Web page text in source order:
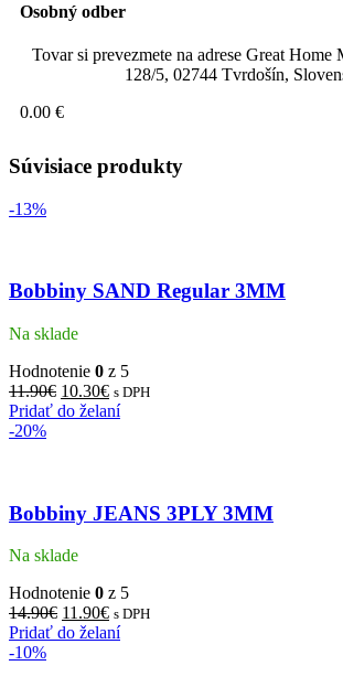
Osobný odber
Tovar si prevezmete na adrese Great Home
128/5, 02744 Tvrdošín,
0.00 €
Súvisiace produkty
-13%
Bobbiny SAND Regular 3MM
Na sklade
Hodnotenie 0 z 5
11.90€ 10.30€ s DPH
Pridať do želaní
-20%
Bobbiny JEANS 3PLY 3MM
Na sklade
Hodnotenie 0 z 5
14.90€ 11.90€ s DPH
Pridať do želaní
-10%